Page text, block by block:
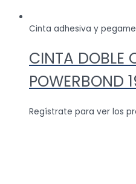
Cinta adhesiva y
CINTA DOBLE
POWERBOND
Regístrate para ver los